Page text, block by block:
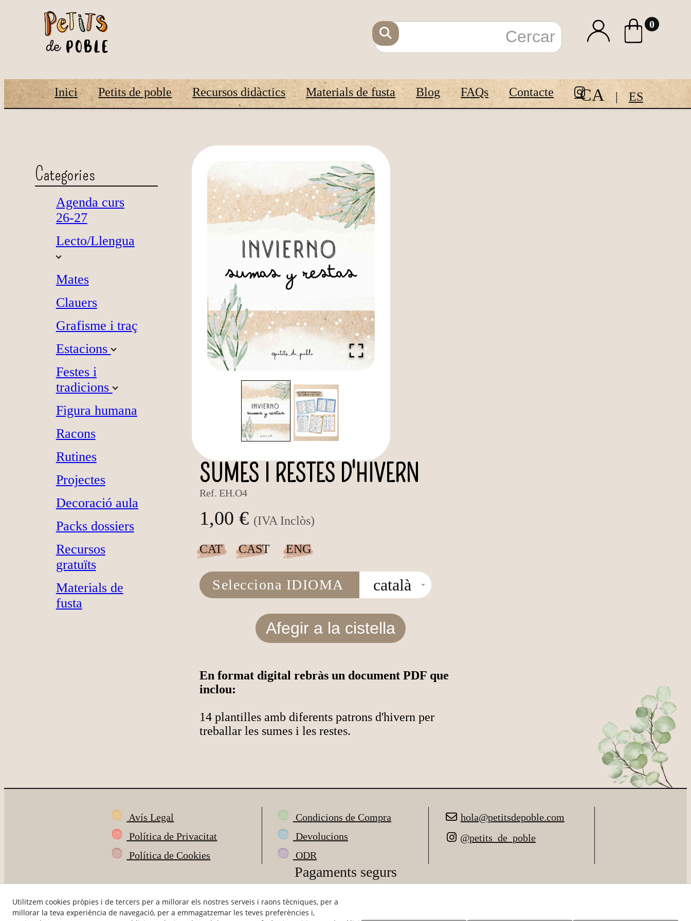
0
Inici Petits de poble Recursos didàctics Materials de fusta Blog FAQs Contacte CA ES
Categories
Agenda curs
26-27
Lecto/Llengua
Mates
Clauers
Grafisme i traç
Estacions
Festes i
tradicions
Figura humana
Racons
Rutines
Projectes
Decoració aula
Packs dossiers
Recursos
gratuïts
Materials de
fusta
SUMES I RESTES D'HIVERN
En format digital rebràs un document PDF que
inclou:
14 plantilles amb diferents patrons d'hivern per
treballar les sumes i les restes.
CAT CAST ENG
Ref. EH.O4
1,00 € (IVA Inclòs)
Selecciona IDIOMA català
Afegir a la cistella
Avís Legal
Política de Privacitat
Política de Cookies
Condicions de Compra
Devolucions
ODR
hola@petitsdepoble.com
@petits_de_poble
Pagaments segurs
Utilitzem cookies pròpies i de tercers per a millorar els nostres serveis i raons tècniques, per a
millorar la teva experiència de navegació, per a emmagatzemar les teves preferències i,